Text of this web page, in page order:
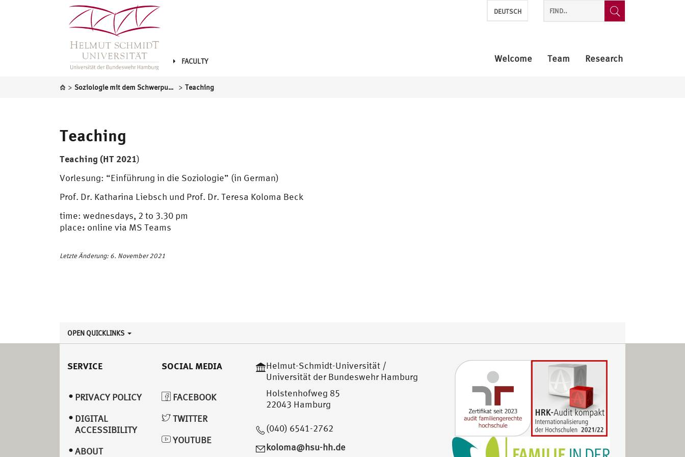
FACULTY
DEUTSCH
Welcome Team Research
> Soziologie mit dem Schwerpunkt Gesellschaftsanalyse und sozialer Wandel > Teaching
Teaching
Teaching (HT 2021)
Vorlesung: “Einführung in die Soziologie” (in German)
Prof. Dr. Katharina Liebsch und Prof. Dr. Teresa Koloma Beck
time: wednesdays, 2 to 3.30 pm
place: online via MS Teams
Letzte Änderung: 6. November 2021
OPEN QUICKLINKS
SERVICE
PRIVACY POLICY
DIGITAL
ACCESSIBILITY
ABOUT
SOCIAL MEDIA
FACEBOOK
TWITTER
YOUTUBE
Helmut-Schmidt-Universität /
Universität der Bundeswehr Hamburg
Holstenhofweg 85
22043 Hamburg
(040) 6541-2762
koloma@hsu-hh.de